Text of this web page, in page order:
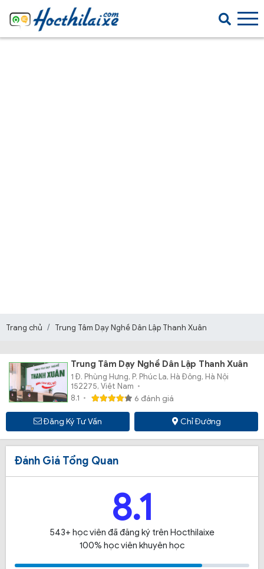
Trang chủ Trung Tâm Dạy Nghề Dân Lập Thanh Xuân
Trung Tâm Dạy Nghề Dân Lập Thanh Xuân
1 Đ. Phùng Hưng, P. Phúc La, Hà Đông, Hà Nội
152275, Việt Nam
8.1
6 đánh giá
Đăng Ký Tư Vấn Chỉ Đường
Đánh Giá Tổng Quan
8.1
543+ học viên đã đăng ký trên Hocthilaixe
100% học viên khuyên học